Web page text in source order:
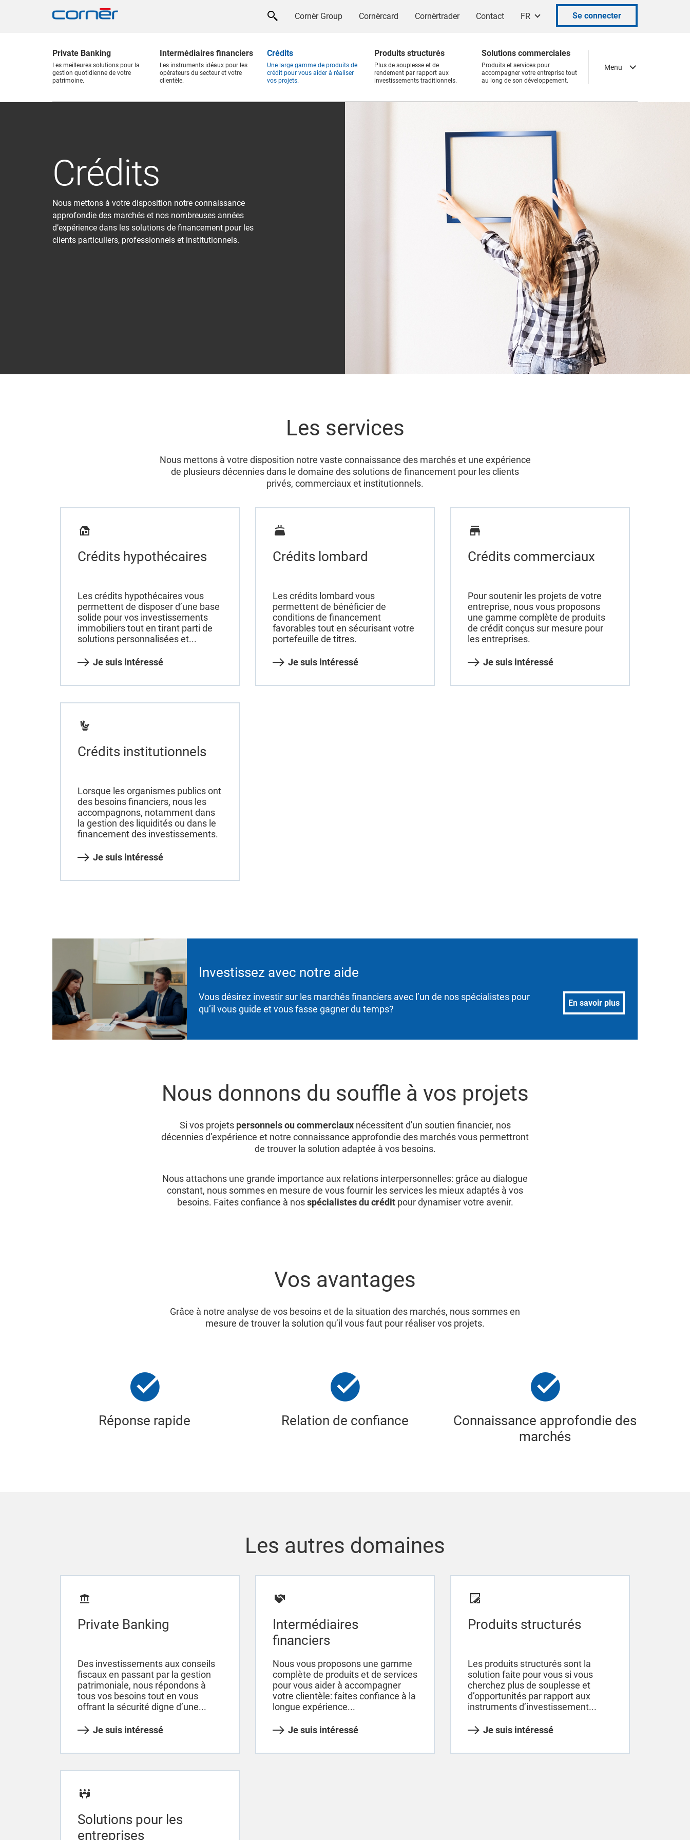
Cornèr Group Cornèrcard Cornèrtrader Contact FR Se connecter
Menu
Private Banking
Les meilleures solutions pour la
gestion quotidienne de votre
patrimoine.
Intermédiaires financiers
Les instruments idéaux pour les
opérateurs du secteur et votre
clientèle.
Crédits
Une large gamme de produits de
crédit pour vous aider à réaliser
vos projets.
Produits structurés
Plus de souplesse et de
rendement par rapport aux
investissements traditionnels.
Solutions commerciales
Produits et services pour
accompagner votre entreprise tout
au long de son développement.
Crédits
Nous mettons à votre disposition notre connaissance
approfondie des marchés et nos nombreuses années
d’expérience dans les solutions de financement pour les
clients particuliers, professionnels et institutionnels.
Les services
Nous mettons à votre disposition notre vaste connaissance des marchés et une expérience
de plusieurs décennies dans le domaine des solutions de financement pour les clients
privés, commerciaux et institutionnels.
Crédits hypothécaires
Les crédits hypothécaires vous
permettent de disposer d’une base
solide pour vos investissements
immobiliers tout en tirant parti de
solutions personnalisées et...
Je suis intéressé
Crédits lombard
Les crédits lombard vous
permettent de bénéficier de
conditions de financement
favorables tout en sécurisant votre
portefeuille de titres.
Je suis intéressé
Crédits commerciaux
Pour soutenir les projets de votre
entreprise, nous vous proposons
une gamme complète de produits
de crédit conçus sur mesure pour
les entreprises.
Je suis intéressé
Crédits institutionnels
Lorsque les organismes publics ont
des besoins financiers, nous les
accompagnons, notamment dans
la gestion des liquidités ou dans le
financement des investissements.
Je suis intéressé
Investissez avec notre aide
Vous désirez investir sur les marchés financiers avec l’un de nos spécialistes pour
qu’il vous guide et vous fasse gagner du temps?
En savoir plus
Nous donnons du souffle à vos projets
Si vos projets personnels ou commerciauxnécessitent d'un soutien financier, nos
décennies d’expérience et notre connaissance approfondie des marchés vous permettront
de trouver la solution adaptée à vos besoins.
Nous attachons une grande importance aux relations interpersonnelles: grâce au dialogue
constant, nous sommes en mesure de vous fournir les services les mieux adaptés à vos
besoins. Faites confiance à nosspécialistes du créditpour dynamiser votre avenir.
Vos avantages
Grâce à notre analyse de vos besoins et de la situation des marchés, nous sommes en
mesure de trouver la solution qu’il vous faut pour réaliser vos projets.
Réponse rapide Relation de confiance
Connaissance approfondie des
marchés
Les autres domaines
Private Banking
Des investissements aux conseils
fiscaux en passant par la gestion
patrimoniale, nous répondons à
tous vos besoins tout en vous
offrant la sécurité digne d’une...
Je suis intéressé
Intermédiaires
financiers
Nous vous proposons une gamme
complète de produits et de services
pour vous aider à accompagner
votre clientèle: faites confiance à la
longue expérience...
Je suis intéressé
Produits structurés
Les produits structurés sont la
solution faite pour vous si vous
cherchez plus de souplesse et
d’opportunités par rapport aux
instruments d’investissement...
Je suis intéressé
Solutions pour les
entreprises